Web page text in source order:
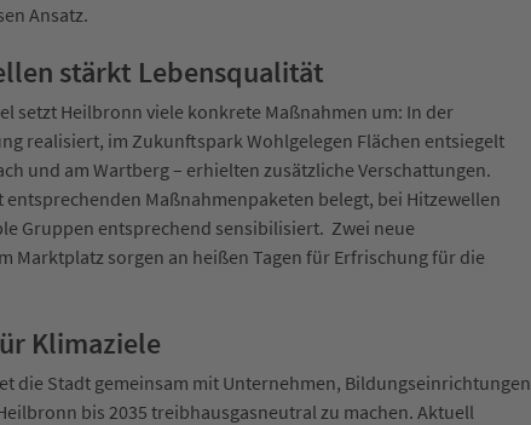
Ansatz.
stärkt Lebensqualität
setzt Heilbronn viele konkrete Maßnahmen um: In der
realisiert, im Zukunftspark Wohlgelegen Flächen entsiegelt
und am Wartberg – erhielten zusätzliche Verschattungen.
Maßnahmenpaketen belegt, bei Hitzewellen
Gruppen entsprechend sensibilisiert. Zwei neue
Marktplatz sorgen an heißen Tagen für Erfrischung für die
Klimaziele
die Stadt gemeinsam mit Unternehmen, Bildungseinrichtungen
bis 2035 treibhausgasneutral zu machen. Aktuell